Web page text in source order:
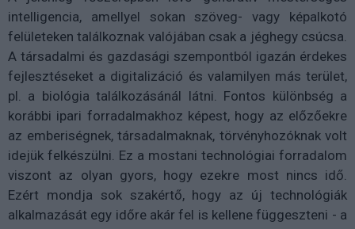
intelligencia, amellyel sokan szöveg- vagy képalkotó
felületeken találkoznak valójában csak a jéghegy csúcsa.
A társadalmi és gazdasági szempontból igazán érdekes
fejlesztéseket a digitalizáció és valamilyen más terület,
pl. a biológia találkozásánál látni. Fontos különbség a
korábbi ipari forradalmakhoz képest, hogy az előzőekre
az emberiségnek, társadalmaknak, törvényhozóknak volt
idejük felkészülni. Ez a mostani technológiai forradalom
viszont az olyan gyors, hogy ezekre most nincs idő.
Ezért mondja sok szakértő, hogy az új technológiák
alkalmazását egy időre akár fel is kellene függeszteni - a